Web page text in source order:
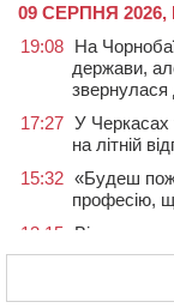
09 СЕРПНЯ 2026,
19:08 На
держави,
звернулася
17:27 У Черкасах
на літній
15:32 «Будеш
професію,
13:15
Від
37 людей,
Водійка